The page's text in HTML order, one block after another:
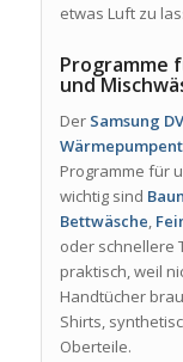
etwas Luft zu
Programme
und
Der Samsung
Programme für
wichtig sind
Bettwäsche,
oder schnellere
praktisch, weil
Handtücher
Shirts,
Oberteile.